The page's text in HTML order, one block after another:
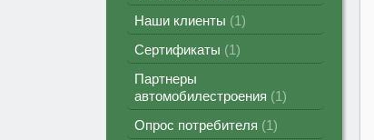
Наши клиенты
1
Сертификаты
1
Партнеры
автомобилестроения
1
Опрос потребителя
1